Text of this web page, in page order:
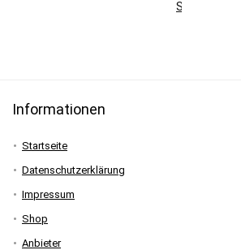
Skisaison
Informationen
Startseite
Datenschutzerklärung
Impressum
Shop
Anbieter